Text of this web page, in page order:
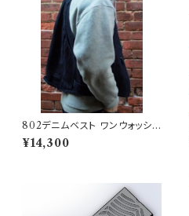
802デニムベスト ワンウォッシュ
タイプ
¥14,300